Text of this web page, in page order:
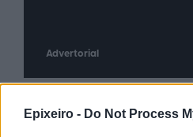
Epixeiro - Do Not Process
Advertorial